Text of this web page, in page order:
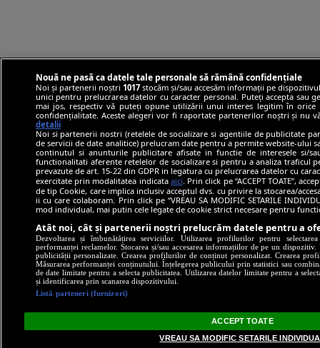
Nouă ne pasă ca datele tale personale să rămână confidențiale
Noi și partenerii noștri 1017stocăm și/sau accesăm informații pe
unici pentru prelucrarea datelor cu caracter personal. Puteți accepta sau
mai jos, respectiv vă puteți opune utilizării unui interes legitim în
confidențialitate. Aceste alegeri vor fi raportate partenerilor noștri și nu
detalii
Noi si partenerii nostri (retelele de socializare si agentiile de publicitate
de servicii de date analitice) prelucram date pentru a permite website-ului
continutul si anunturile publicitare afisate in functie de interesele si/
functionalitati aferente retelelor de socializare si pentru a analiza traficul
prevazute de art. 15-22 din GDPR in legatura cu prelucrarea datelor cu
exercitate prin modalitatea indicata aici . Prin click pe “ACCEPT TOATE”,
de tip Cookie, care implica inclusiv acceptul dvs. cu privire la stocarea/
ii cu care colaboram. Prin click pe “VREAU SA MODIFIC SETARILE
mod individual, mai putin cele legate de cookie strict necesare pentru
Atât noi, cât și partenerii noștri prelucrăm datele pentru a
Dezvoltarea și îmbunătățirea serviciilor. Utilizarea profilurilor pentru
performanței reclamelor. Stocarea și/sau accesarea informațiilor de pe un
publicității personalizate. Crearea profilurilor de conținut personalizat. Crearea
Măsurarea performanței conținutului. Înțelegerea publicului prin statistici sau
de date limitate pentru a selecta publicitatea. Utilizarea datelor limitate pentru a
și identificarea prin scanarea dispozitivului.
Listă parteneri (furnizori)
ACCEPT TOATE
VREAU SA MODIFIC SETARILE